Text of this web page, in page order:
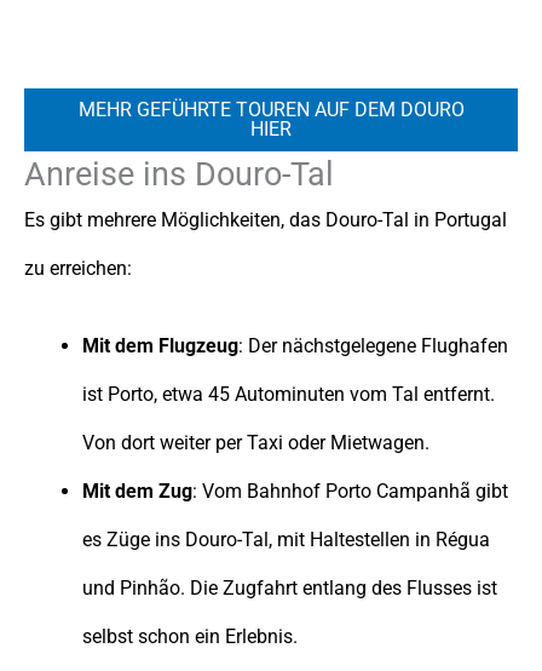
MEHR GEFÜHRTE TOUREN AUF DEM DOURO
HIER
Anreise ins Douro-Tal
Es gibt mehrere Möglichkeiten, das Douro-Tal in Portugal
zu erreichen:
Mit dem Flugzeug: Der nächstgelegene Flughafen
ist Porto, etwa 45 Autominuten vom Tal entfernt.
Von dort weiter per Taxi oder Mietwagen.
Mit dem Zug: Vom Bahnhof Porto Campanhã gibt
es Züge ins Douro-Tal, mit Haltestellen in Régua
und Pinhão. Die Zugfahrt entlang des Flusses ist
selbst schon ein Erlebnis.